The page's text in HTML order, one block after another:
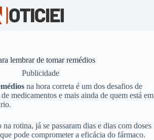
lembrar de tomar remédios
Publicidade
na hora correta é um dos desafios de
medicamentos e mais ainda de quem está em
rotina, já se passaram dias e dias com doses
pode comprometer a eficácia do fármaco.